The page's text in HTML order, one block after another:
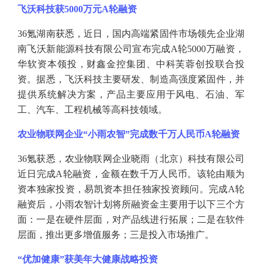
飞沃科技获5000万元A轮融资
36氪湖南获悉，近日，国内高端紧固件市场领先企业湖
南飞沃新能源科技有限公司宣布完成A轮5000万融资，
华软资本领投，财鑫金控集团、中科芙蓉创投联合投
资。据悉，飞沃科技主要研发、制造高强度紧固件，并
提供系统解决方案，产品主要应用于风电、石油、军
工、汽车、工程机械等高科技领域。
农业物联网企业“小雨农智”完成数千万人民币A轮融资
36氪获悉，农业物联网企业晓雨（北京）科技有限公司
近日完成A轮融资，金额在数千万人民币。该轮由顺为
资本独家投资，易凯资本担任独家投资顾问。完成A轮
融资后，小雨农智计划将所融资金主要用于以下三个方
面：一是在硬件层面，对产品线进行拓展；二是在软件
层面，推出更多增值服务；三是投入市场推广。
“优加健康”获美年大健康战略投资